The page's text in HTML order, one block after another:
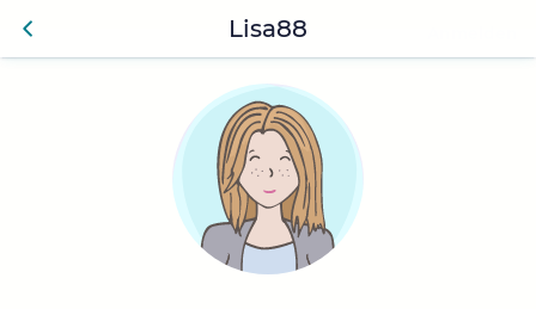
Zurü
Lisa88